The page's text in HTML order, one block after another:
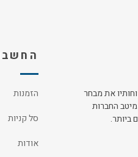
את מבחר
החברות
ביותר.
הזמנות
סל קניות
אודות